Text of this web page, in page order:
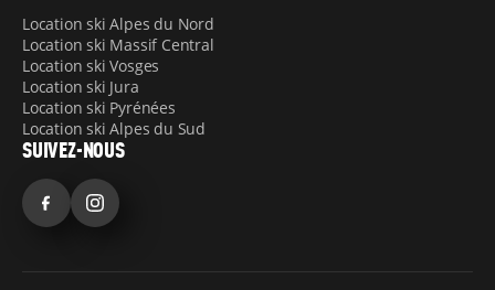
Location ski Alpes du Nord
Location ski Massif Central
Location ski Vosges
Location ski Jura
Location ski Pyrénées
Location ski Alpes du Sud
SUIVEZ-NOUS
FacebookInstagram